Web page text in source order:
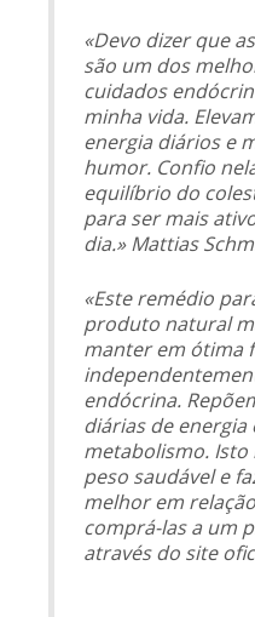
«Devo dizer que
são um dos
cuidados
minha vida.
energia diários e
humor. Confio
equilíbrio do
para ser mais
dia.» Mattias
«Este remédio
produto natural
manter em ótima
endócrina.
diárias de
metabolismo. Isto
peso saudável e
melhor em
comprá-las a um
através do site